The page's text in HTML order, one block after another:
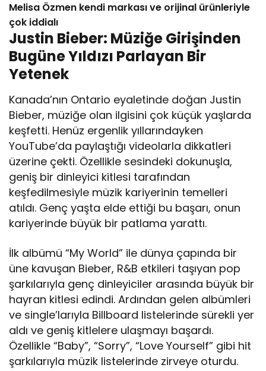
Melisa Özmen kendi markası ve orijinal ürünleriyle
çok iddialı
Justin Bieber: Müziğe Girişinden
Bugüne Yıldızı Parlayan Bir
Yetenek
Kanada’nın Ontario eyaletinde doğan Justin
Bieber, müziğe olan ilgisini çok küçük yaşlarda
keşfetti. Henüz ergenlik yıllarındayken
YouTube’da paylaştığı videolarla dikkatleri
üzerine çekti. Özellikle sesindeki dokunuşla,
geniş bir dinleyici kitlesi tarafından
keşfedilmesiyle müzik kariyerinin temelleri
atıldı. Genç yaşta elde ettiği bu başarı, onun
kariyerinde büyük bir patlama yarattı.
İlk albümü “My World” ile dünya çapında bir
üne kavuşan Bieber, R&B etkileri taşıyan pop
şarkılarıyla genç dinleyiciler arasında büyük bir
hayran kitlesi edindi. Ardından gelen albümleri
ve single’larıyla Billboard listelerinde sürekli yer
aldı ve geniş kitlelere ulaşmayı başardı.
Özellikle “Baby”, “Sorry”, “Love Yourself” gibi hit
şarkılarıyla müzik listelerinde zirveye oturdu.